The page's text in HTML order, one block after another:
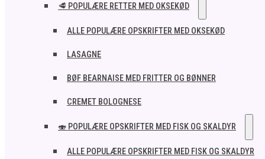
🥩 POPULÆRE RETTER MED OKSEKØD
ALLE POPULÆRE OPSKRIFTER MED OKSEKØD
LASAGNE
BØF BEARNAISE MED FRITTER OG BØNNER
CREMET BOLOGNESE
🍣 POPULÆRE OPSKRIFTER MED FISK OG SKALDYR
ALLE POPULÆRE OPSKRIFTER MED FISK OG SKALDYR